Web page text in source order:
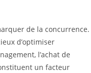
de la concurrence.
d’optimiser
l’achat de
un facteur